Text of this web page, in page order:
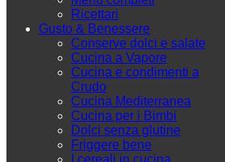
Ricettari
Gusto & Benessere
Conserve dolci e salate
Cucina a Vapore
Cucina e condimenti a
Crudo
Cucina Mediterranea
Cucina per i Bimbi
Dolci senza glutine
Friggere bene
I cereali in cucina